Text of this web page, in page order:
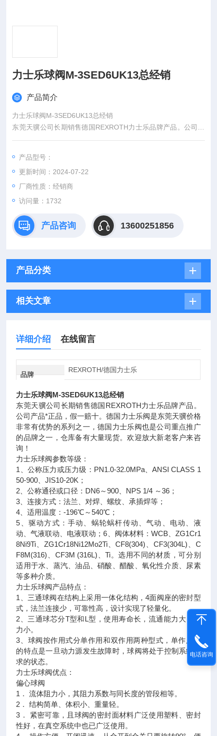
力士乐球阀M-3SED6UK13总经销
产品简介
力士乐球阀M-3SED6UK13总经销
东莞天骥公司长期销售德国REXROTH力士乐品牌产品。公司产
品*正品，假一赔十。德国力士乐阀是东莞天骥价格非常有优势的
有大量现货。欢迎放大新老客户来咨询！
产品型号：
更新时间：2024-07-22
厂商性质：经销商
访问量：1732
产品咨询 13600251856
产品分类
相关文章
详细介绍 在线留言
品牌
REXROTH/德国力士乐
力士乐球阀M-3SED6UK13总经销
东莞天骥公司长期销售德国REXROTH力士乐品牌产品。
公司产品*正品，假一赔十。德国力士乐阀是东莞天骥价格
非常有优势的系列之一，德国力士乐阀也是公司重点推广
的品牌之一，仓库备有大量现货。欢迎放大新老客户来咨
询！
力士乐球阀参数等级：
1、公称压力或压力级：PN1.0-32.0MPa、ANSI CLASS 1
50-900、JIS10-20K；
2、公称通径或口径：DN6～900、NPS 1/4 ～36；
3、连接方式：法兰、对焊、螺纹、承插焊等；
4、适用温度：-196℃～540℃；
5、驱动方式：手动、蜗轮蜗杆传动、气动、电动、液
动、气液联动、电液联动；6、阀体材料：WCB、ZG1Cr1
8Ni9Ti、ZG1Cr18Ni12Mo2Ti、CF8(304)、CF3(304L)、C
F8M(316)、CF3M (316L)、Ti。选用不同的材质，可分别
适用于水、蒸汽、油品、硝酸、醋酸、氧化性介质、尿素
等多种介质。
力士乐球阀产品特点：
1、三通球阀在结构上采用一体化结构，4面阀座的密封型
式，法兰连接少，可靠性高，设计实现了轻量化。
2、三通球芯分T型和L型，使用寿命长，流通能力大，阻
力小。
3、球阀按作用式分单作用和双作用两种型式，单作用式
的特点是一旦动力源发生故障时，球阀将处于控制系统要
求的状态。
力士乐球阀优点：
偏心球阀
1． 流体阻力小，其阻力系数与同长度的管段相等。
2． 结构简单、体积小、重量轻。
3． 紧密可靠，且球阀的密封面材料广泛使用塑料、密封
性好，在真空系统中也已广泛使用。
电话咨询